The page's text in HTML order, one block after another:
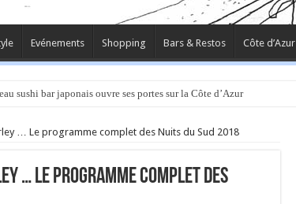
Evénements Shopping Bars & Restos Côte d’Azur
sushi bar japonais ouvre ses portes sur la Côte d’Azur
… Le programme complet des Nuits du Sud 2018
… Le programme complet des